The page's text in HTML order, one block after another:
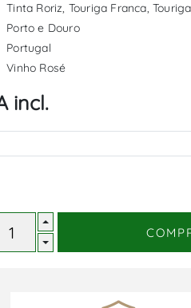
Tinta Roriz, Touriga Franca,
Porto e Douro
Portugal
Vinho Rosé
incl.